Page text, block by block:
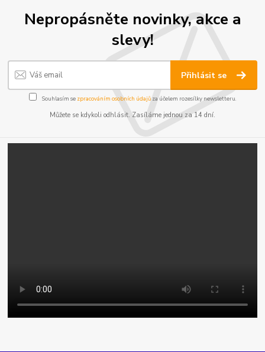
Nepropásněte novinky, akce a
slevy!
Přihlásit se
Souhlasím se zpracováním osobních údajůza účelem rozesílky newsletteru.
Můžete se kdykoli odhlásit. Zasíláme jednou za 14 dní.